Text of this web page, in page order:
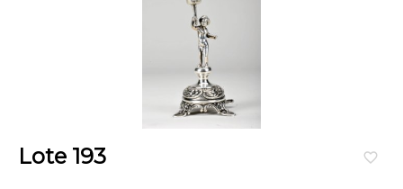
favorite_border
Lote 193